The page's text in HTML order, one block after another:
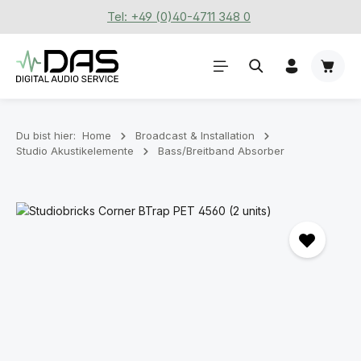
Zum Hauptinhalt springenTel: +49 (0)40-4711 348 0
Du bist hier: Home
Broadcast & Installation
Studio Akustikelemente
Bass/Breitband Absorber
Bildergalerie überspringen